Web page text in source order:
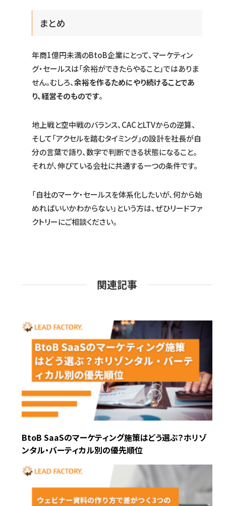
まとめ
年商1億円未満のBtoB企業にとって、マーケティン
グ・セールスは「余裕ができたらやること」ではありま
せん。むしろ、余裕を作るためにやり続けることであ
り、経営そのものです。
地上戦と空中戦のバランス、CACとLTVからの逆算、
そして「アクセルを踏むタイミング」の設計を社長が自
分の言葉で語り、数字で判断できる状態になること。
それが、伸びている会社に共通する一つの条件です。
「自社のマーケ・セールスを体系化したいが、何から始
めればいいかわからない」という方は、ぜひリードファ
クトリーにご相談ください。
関連記事
BtoB SaaSのマーケティング施策はどう選ぶ？ホリゾ
ンタル・バーティカル別の優先順位